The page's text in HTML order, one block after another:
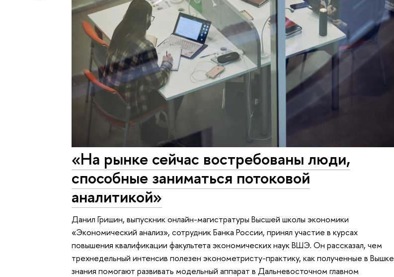
«На рынке сейчас востребованы люди,
способные заниматься потоковой
аналитикой»
Данил Гришин, выпускник онлайн-магистратуры Высшей школы экономики
«Экономический анализ», сотрудник Банка России, принял участие в курсах
повышения квалификации факультета экономических наук ВШЭ. Он рассказал, чем
трехнедельный интенсив полезен эконометристу-практику, как полученные в Вышке
знания помогают развивать модельный аппарат в Дальневосточном главном